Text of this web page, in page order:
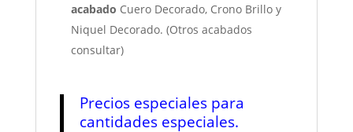
acabado Cuero Decorado, Crono Brillo y
Niquel Decorado. (Otros acabados
consultar)
Precios especiales para
cantidades especiales.